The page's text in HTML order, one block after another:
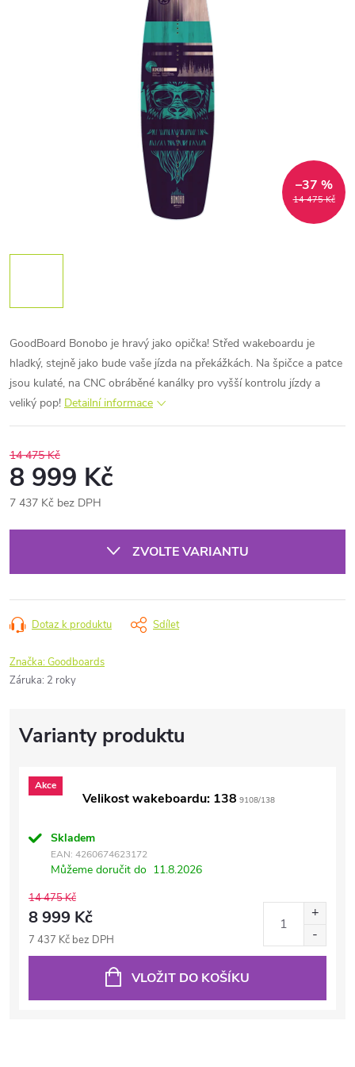
14 475 Kč
–37 %
GoodBoard Bonobo je hravý jako opička! Střed wakeboardu je
hladký, stejně jako bude vaše jízda na překážkách. Na špičce a patce
jsou kulaté, na CNC obráběné kanálky pro vyšší kontrolu jízdy a
veliký pop! Detailní informace
14 475 Kč
8 999 Kč
7 437 Kč bez DPH
ZVOLTE VARIANTU
Dotaz k produktu Sdílet
Značka:Goodboards
Záruka: 2 roky
Akce
Velikost wakeboardu: 138 9108/138
Skladem
EAN: 4260674623172
Můžeme doručit do 11.8.2026
14 475 Kč
8 999 Kč
7 437 Kč bez DPH
VLOŽIT DO KOŠÍKU